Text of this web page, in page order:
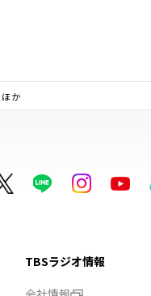
ほか
TBSラジオ情報